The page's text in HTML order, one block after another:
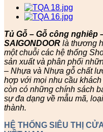
Tủ Gỗ – Gỗ công nghiêp
SAIGONDOOR là thương
một chuỗi các hệ thống
sản xuất và phân phối
– Nhựa và Nhựa gỗ chất
hợp với mọi nhu cầu khách
còn có những chính sách
sự đa dạng về mẫu mã,
thành.
HỆ THỐNG SIÊU THỊ